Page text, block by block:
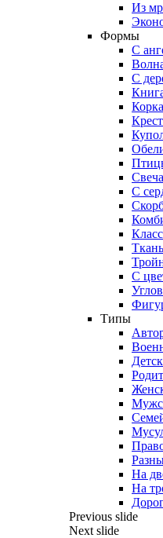
Из
Формы
С
С
Корка
Свеча
С
Ткань
С
Типы
На
На
Previous slide
Next slide